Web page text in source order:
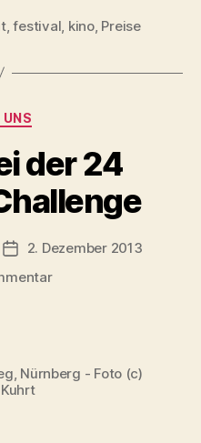
,festival, kino, Preise
UNS
der 24
Beitragsdatum
2. Dezember 2013
zu
Stunden
Nürnberg - Foto (c)